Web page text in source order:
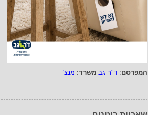
המפרסם: ד"ר גב משרד: מנצ'